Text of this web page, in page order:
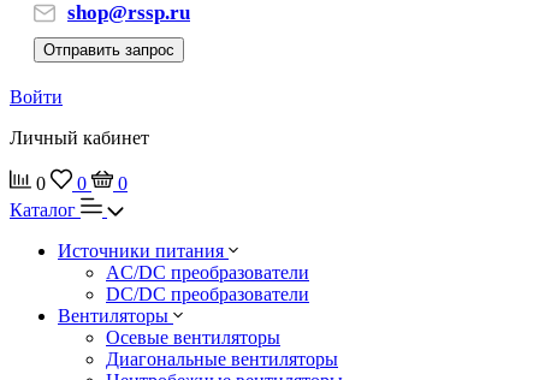
shop@rssp.ru
Отправить запрос
Войти
Личный кабинет
0 0
0
Каталог
Источники питания
AC/DC преобразователи
DC/DC преобразователи
Вентиляторы
Осевые вентиляторы
Диагональные вентиляторы